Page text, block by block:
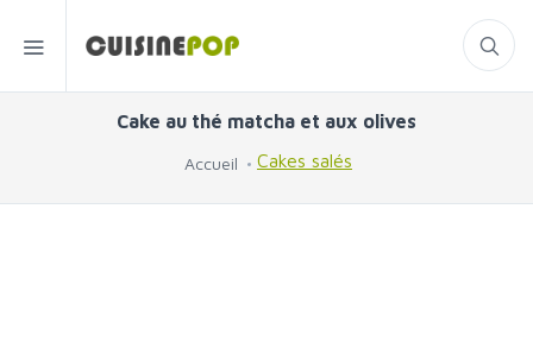
Cake au thé matcha et aux olives
Accueil Cakes salés